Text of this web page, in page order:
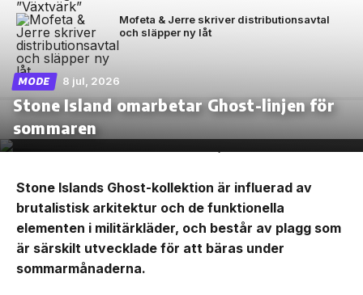
Mofeta & Jerre skriver distributionsavtal
och släpper ny låt
MODE 8 jul, 2026
Stone Island omarbetar Ghost-linjen för
sommaren
Stone Islands Ghost-kollektion är influerad av
brutalistisk arkitektur och de funktionella
elementen i militärkläder, och består av plagg som
är särskilt utvecklade för att bäras under
sommarmånaderna.